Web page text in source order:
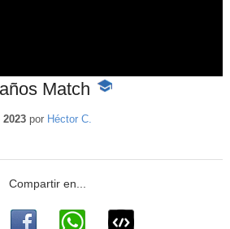
Match
-
por Héctor C.